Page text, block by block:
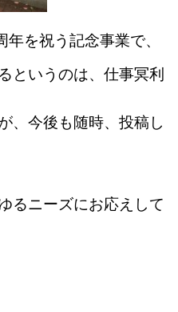
を祝う記念事業で、
というのは、仕事冥利
、今後も随時、投稿し
るニーズにお応えして